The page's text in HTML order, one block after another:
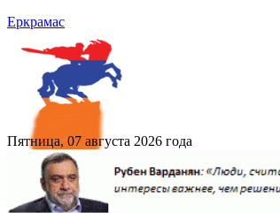
Еркрамас
Пятница, 07 августа 2026 года